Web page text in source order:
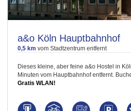
a&o Köln Hauptbahnhof
0,5 km vom Stadtzentrum entfernt
Dieses kleine, aber feine a&o Hostel in
Minuten vom Hauptbahnhof entfernt.
Gratis WLAN!